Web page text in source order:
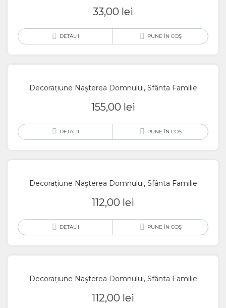
33,00 lei
DETALII PUNE ÎN COȘ
Decorațiune Nașterea Domnului, Sfânta Familie
155,00 lei
DETALII PUNE ÎN COȘ
Decorațiune Nașterea Domnului, Sfânta Familie
112,00 lei
DETALII PUNE ÎN COȘ
Decorațiune Nașterea Domnului, Sfânta Familie
112,00 lei